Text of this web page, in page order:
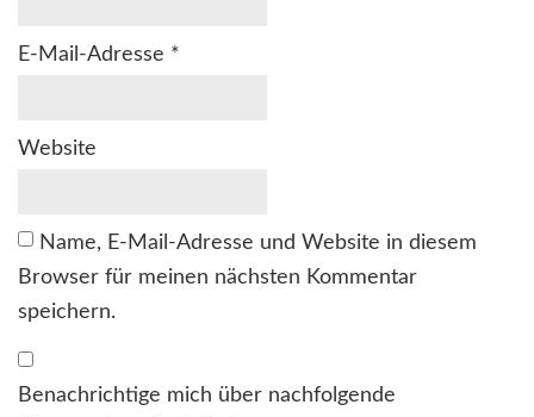
E-Mail-Adresse *
Website
Name, E-Mail-Adresse und Website in diesem
Browser für meinen nächsten Kommentar
speichern.
Benachrichtige mich über nachfolgende